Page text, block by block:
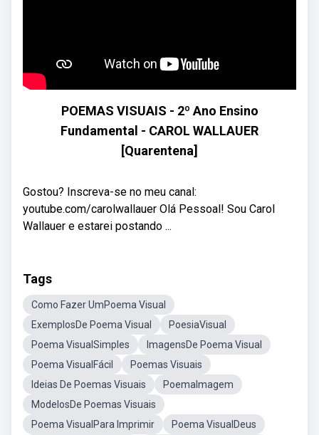
POEMAS VISUAIS - 2º Ano Ensino
Fundamental - CAROL WALLAUER
[Quarentena]
Gostou? Inscreva-se no meu canal:
youtube.com/carolwallauer Olá Pessoal! Sou Carol
Wallauer e estarei postando ...
Tags
Como Fazer UmPoema Visual
ExemplosDe Poema Visual
PoesiaVisual
Poema VisualSimples
ImagensDe Poema Visual
Poema VisualFácil
Poemas Visuais
Ideias De Poemas Visuais
PoemaImagem
ModelosDe Poemas Visuais
Poema VisualPara Imprimir
Poema VisualDeus